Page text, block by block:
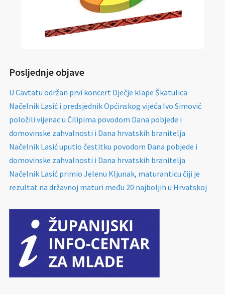
Posljednje objave
U Cavtatu održan prvi koncert Dječje klape Škatulica
Načelnik Lasić i predsjednik Općinskog vijeća Ivo Simović
položili vijenac u Čilipima povodom Dana pobjede i
domovinske zahvalnosti i Dana hrvatskih branitelja
Načelnik Lasić uputio čestitku povodom Dana pobjede i
domovinske zahvalnosti i Dana hrvatskih branitelja
Načelnik Lasić primio Jelenu Kljunak, maturanticu čiji je
rezultat na državnoj maturi među 20 najboljih u Hrvatskoj